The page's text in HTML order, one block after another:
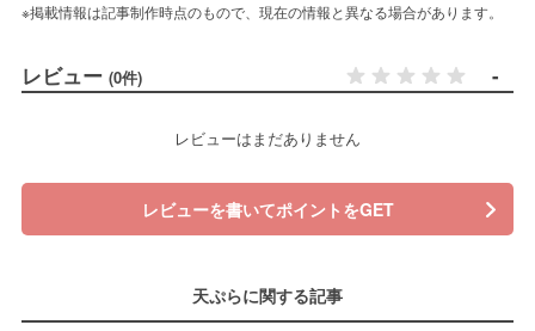
※掲載情報は記事制作時点のもので、現在の情報と異なる場合があります。
レビュー (0件) -
レビューはまだありません
レビューを書いてポイントをGET
天ぷらに関する記事